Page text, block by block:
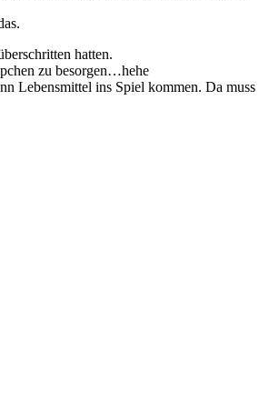
hatten.
zu besorgen…hehe
Lebensmittel ins Spiel kommen. Da muss